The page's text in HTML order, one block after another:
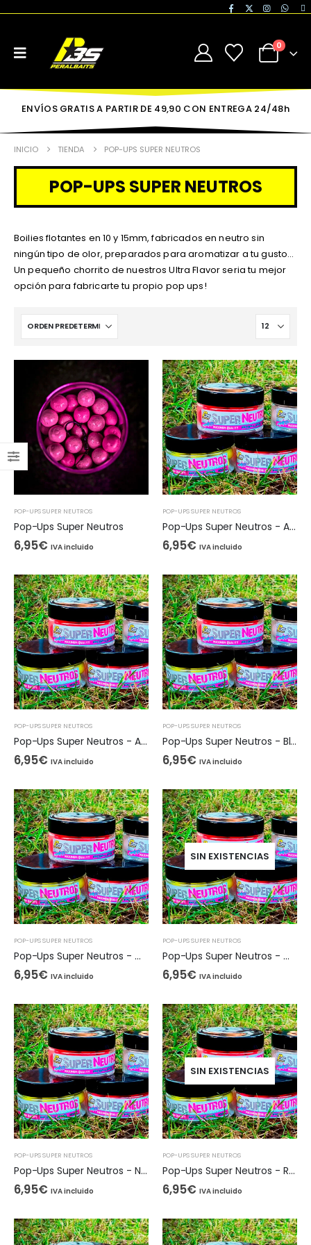
0
ENVÍOS GRATIS A PARTIR DE 49,90 CON ENTREGA 24/48h
INICIO TIENDA POP-UPS SUPER NEUTROS
POP-UPS SUPER NEUTROS
Boilies flotantes en 10 y 15mm, fabricados en neutro sin
ningún tipo de olor, preparados para aromatizar a tu gusto…
Un pequeño chorrito de nuestros Ultra Flavor seria tu mejor
opción para fabricarte tu propio pop ups!
POP-UPS SUPER NEUTROS
Pop-Ups Super Neutros
6,95€ IVA incluido
POP-UPS SUPER NEUTROS
Pop-Ups Super Neutros - Amarillo Fluor, 15mm
6,95€ IVA incluido
POP-UPS SUPER NEUTROS
Pop-Ups Super Neutros - Azul Fluor, 15mm
6,95€ IVA incluido
POP-UPS SUPER NEUTROS
Pop-Ups Super Neutros - Blanco, 15mm
6,95€ IVA incluido
POP-UPS SUPER NEUTROS
Pop-Ups Super Neutros - Marrón, 15mm
6,95€ IVA incluido
SIN EXISTENCIAS
POP-UPS SUPER NEUTROS
Pop-Ups Super Neutros - Morado
6,95€ IVA incluido
POP-UPS SUPER NEUTROS
Pop-Ups Super Neutros - Naranja Fluor, 15mm
6,95€ IVA incluido
SIN EXISTENCIAS
POP-UPS SUPER NEUTROS
Pop-Ups Super Neutros - Rojo Fluor, 10mm
6,95€ IVA incluido